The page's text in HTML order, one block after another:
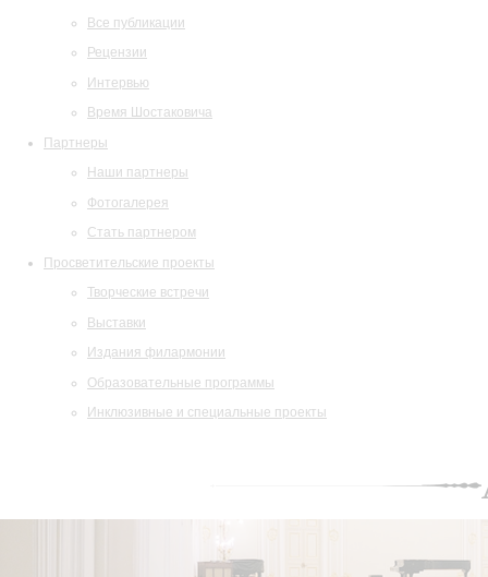
Все публикации
Рецензии
Интервью
Время Шостаковича
Партнеры
Наши партнеры
Фотогалерея
Стать партнером
Просветительские проекты
Творческие встречи
Выставки
Издания филармонии
Образовательные программы
Инклюзивные и специальные проекты